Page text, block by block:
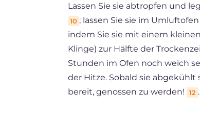
Lassen Sie sie abtropfen und
10 ; lassen Sie sie im
indem Sie sie mit einem
Klinge) zur Hälfte der
Stunden im Ofen noch weich
der Hitze. Sobald sie
bereit, genossen zu werden!
12 .